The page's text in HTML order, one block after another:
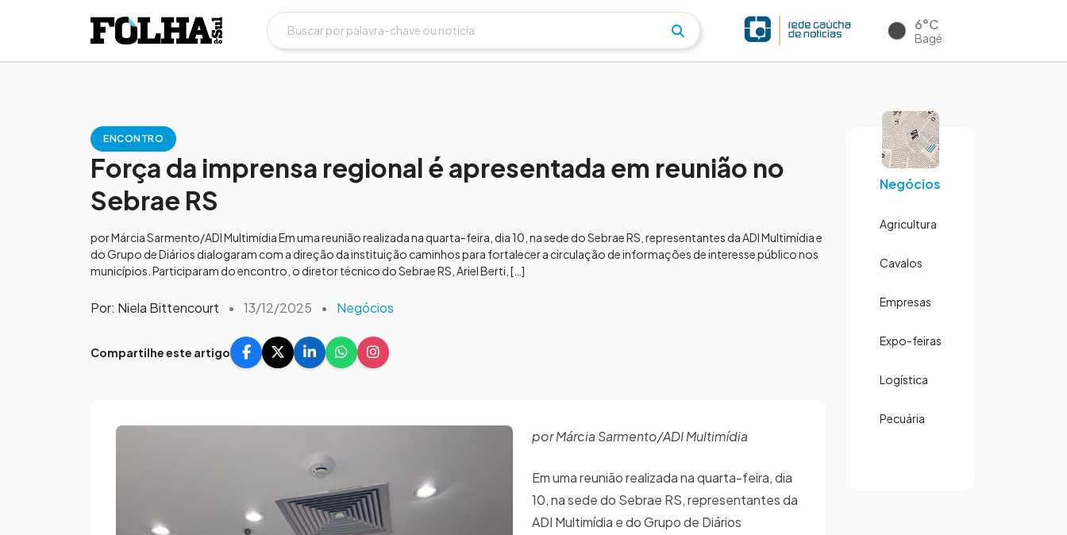
6°C
Bagé
ENCONTRO
Força da imprensa regional é apresentada em reunião no
Sebrae RS
por Márcia Sarmento/ADI Multimídia Em uma reunião realizada na quarta-feira, dia 10, na sede do Sebrae RS, representantes da ADI Multimídia e
do Grupo de Diários dialogaram com a direção da instituição caminhos para fortalecer a circulação de informações de interesse público nos
municípios. Participaram do encontro, o diretor técnico do Sebrae RS, Ariel Berti, […]
Por: Niela Bittencourt • 13/12/2025 • Negócios
Compartilhe este artigo
por Márcia Sarmento/ADI Multimídia
Em uma reunião realizada na quarta-feira, dia
10, na sede do Sebrae RS, representantes da
ADI Multimídia e do Grupo de Diários
Negócios
Agricultura
Cavalos
Empresas
Expo-feiras
Logística
Pecuária